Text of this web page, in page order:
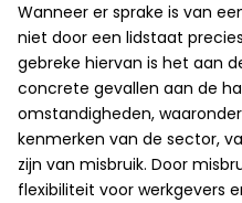
Wanneer er sprake is van
niet door een lidstaat
gebreke hiervan is het aan
concrete gevallen aan de
omstandigheden,
kenmerken van de sector,
zijn van misbruik. Door
flexibiliteit voor werkgevers